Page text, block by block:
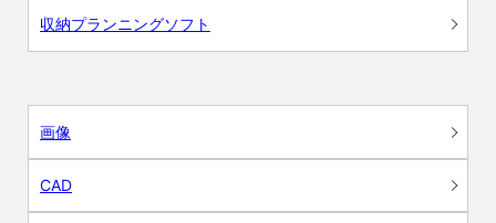
収納プランニングソフト
画像
CAD